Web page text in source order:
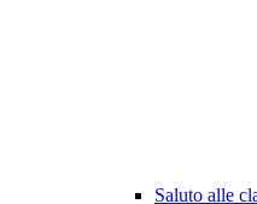
Saluto alle